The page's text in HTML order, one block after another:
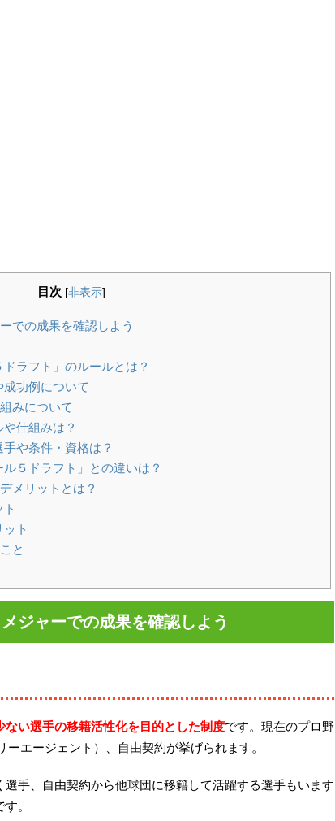
目次 [非表示]
での成果を確認しよう
ラフト」のルールとは？
功例について
みについて
仕組みは？
や条件・資格は？
５ドラフト」との違いは？
メリットとは？
ト
と
ジャーでの成果を確認しよう
ない選手の移籍活性化を目的とした制度です。現在のプロ野
エージェント）、自由契約が挙げられます。
選手、自由契約から他球団に移籍して活躍する選手もいます
。